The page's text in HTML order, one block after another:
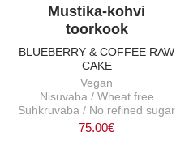
Mustika-kohvi
toorkook
BLUEBERRY & COFFEE RAW
CAKE
Vegan
Nisuvaba / Wheat free
Suhkruvaba / No refined sugar
75.00€